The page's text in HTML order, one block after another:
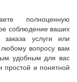
полноценную
соблюдение ваших
услуги или
любому вопросу вам
удобным для вас
и понятной